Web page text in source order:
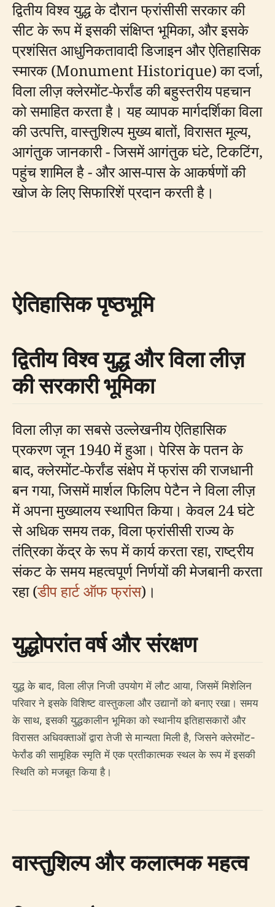
द्वितीय विश्व युद्ध के दौरान फ्रांसीसी सरकार की
सीट के रूप में इसकी संक्षिप्त भूमिका, और इसके
प्रशंसित आधुनिकतावादी डिजाइन और ऐतिहासिक
स्मारक (Monument Historique) का दर्जा,
विला लीज़ क्लेरमोंट-फेर्रांड की बहुस्तरीय पहचान
को समाहित करता है। यह व्यापक मार्गदर्शिका विला
की उत्पत्ति, वास्तुशिल्प मुख्य बातों, विरासत मूल्य,
आगंतुक जानकारी - जिसमें आगंतुक घंटे, टिकटिंग,
पहुंच शामिल है - और आस-पास के आकर्षणों की
खोज के लिए सिफारिशें प्रदान करती है।
ऐतिहासिक पृष्ठभूमि
द्वितीय विश्व युद्ध और विला लीज़
की सरकारी भूमिका
विला लीज़ का सबसे उल्लेखनीय ऐतिहासिक
प्रकरण जून 1940 में हुआ। पेरिस के पतन के
बाद, क्लेरमोंट-फेर्रांड संक्षेप में फ्रांस की राजधानी
बन गया, जिसमें मार्शल फिलिप पेटैन ने विला लीज़
में अपना मुख्यालय स्थापित किया। केवल 24 घंटे
से अधिक समय तक, विला फ्रांसीसी राज्य के
तंत्रिका केंद्र के रूप में कार्य करता रहा, राष्ट्रीय
संकट के समय महत्वपूर्ण निर्णयों की मेजबानी करता
रहा (डीप हार्ट ऑफ फ्रांस)।
युद्धोपरांत वर्ष और संरक्षण
युद्ध के बाद, विला लीज़ निजी उपयोग में लौट आया, जिसमें मिशेलिन
परिवार ने इसके विशिष्ट वास्तुकला और उद्यानों को बनाए रखा। समय
के साथ, इसकी युद्धकालीन भूमिका को स्थानीय इतिहासकारों और
विरासत अधिवक्ताओं द्वारा तेजी से मान्यता मिली है, जिसने क्लेरमोंट-
फेर्रांड की सामूहिक स्मृति में एक प्रतीकात्मक स्थल के रूप में इसकी
स्थिति को मजबूत किया है।
वास्तुशिल्प और कलात्मक महत्व